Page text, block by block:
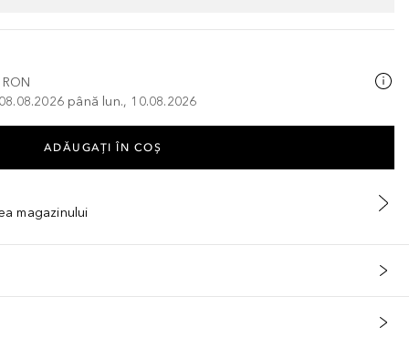
până lun., 10.08.2026
ADĂUGAȚI ÎN COŞ
magazinului